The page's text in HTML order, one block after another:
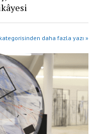
daha fazla yazı »